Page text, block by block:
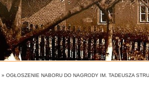
» OGŁOSZENIE NABORU DO NAGRODY IM. TADEUSZA